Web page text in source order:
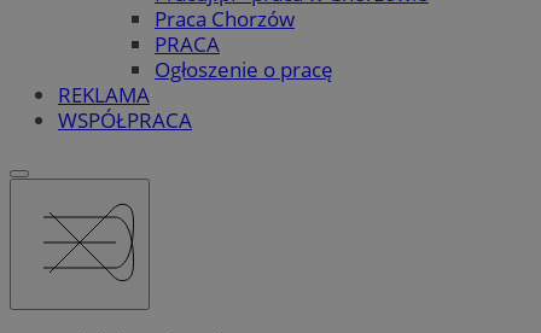
Praca Chorzów
PRACA
Ogłoszenie o pracę
REKLAMA
WSPÓŁPRACA